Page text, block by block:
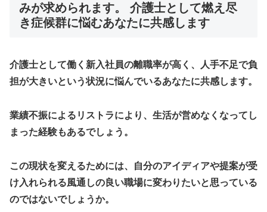
みが求められます。 介護士として燃え尽
き症候群に悩むあなたに共感します
介護士として働く新入社員の離職率が高く、人手不足で負
担が大きいという状況に悩んでいるあなたに共感します。
業績不振によるリストラにより、生活が営めなくなってし
まった経験もあるでしょう。
この現状を変えるためには、自分のアイディアや提案が受
け入れられる風通しの良い職場に変わりたいと思っている
のではないでしょうか。